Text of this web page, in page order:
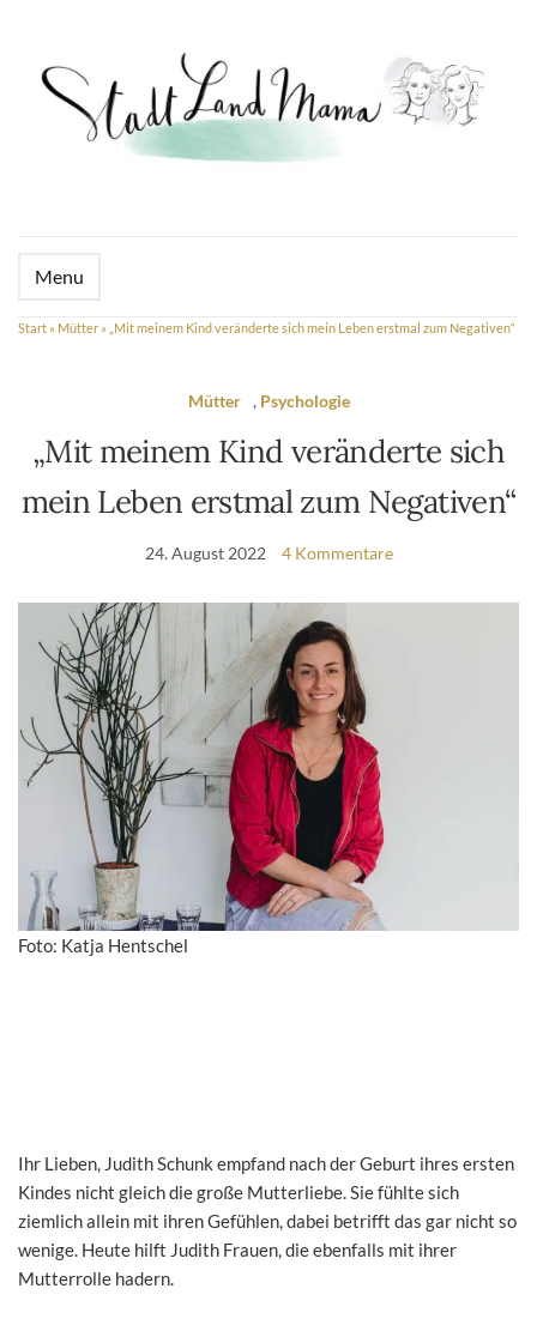
Menu
Start » Mütter » „Mit meinem Kind veränderte sich mein Leben erstmal zum Negativen“
Mütter , Psychologie
„Mit meinem Kind veränderte sich
mein Leben erstmal zum Negativen“
24. August 2022 4 Kommentare
Foto: Katja Hentschel
Ihr Lieben, Judith Schunk empfand nach der Geburt ihres ersten
Kindes nicht gleich die große Mutterliebe. Sie fühlte sich
ziemlich allein mit ihren Gefühlen, dabei betrifft das gar nicht so
wenige. Heute hilft Judith Frauen, die ebenfalls mit ihrer
Mutterrolle hadern.